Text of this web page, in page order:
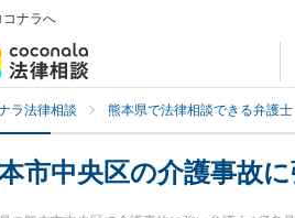
コナラへ
ラ法律相談 熊本県で法律相談できる弁護士
市中央区の介護事故